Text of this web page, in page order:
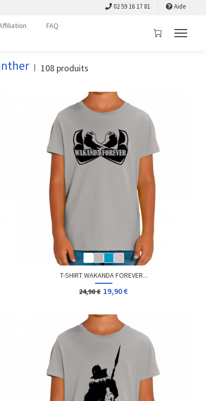
02 59 16 17 81 Aide
FAQ
| 108 produits
T-SHIRT WAKANDA FOREVER...
24,90 € 19,90 €